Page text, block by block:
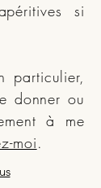
si
particulier,
donner ou
à me
moi.